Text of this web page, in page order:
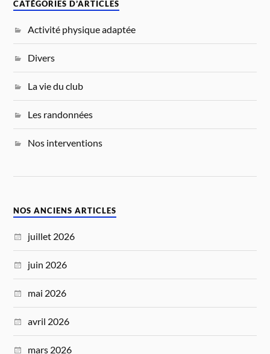
CATÉGORIES D’ARTICLES
Activité physique adaptée
Divers
La vie du club
Les randonnées
Nos interventions
NOS ANCIENS ARTICLES
juillet 2026
juin 2026
mai 2026
avril 2026
mars 2026